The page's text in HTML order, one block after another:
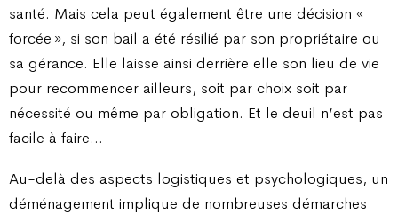
santé. Mais cela peut également être une décision «
forcée », si son bail a été résilié par son propriétaire ou
sa gérance. Elle laisse ainsi derrière elle son lieu de vie
pour recommencer ailleurs, soit par choix soit par
nécessité ou même par obligation. Et le deuil n’est pas
facile à faire…
Au-delà des aspects logistiques et psychologiques, un
déménagement implique de nombreuses démarches